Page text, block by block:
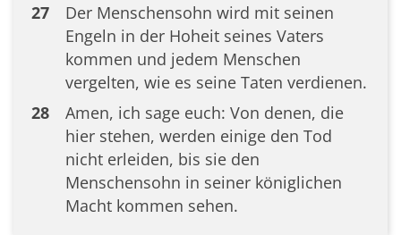
27
Der Menschensohn wird mit seinen
Engeln in der Hoheit seines Vaters
kommen und jedem Menschen
vergelten, wie es seine Taten verdienen.
28
Amen, ich sage euch: Von denen, die
hier stehen, werden einige den Tod
nicht erleiden, bis sie den
Menschensohn in seiner königlichen
Macht kommen sehen.